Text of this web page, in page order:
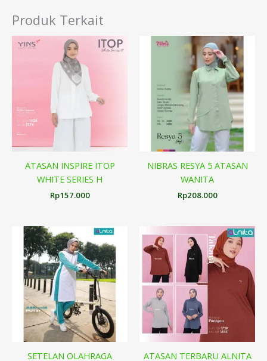
Produk Terkait
ATASAN INSPIRE ITOP
WHITE SERIES H
Rp157.000
NIBRAS RESYA 5 ATASAN
WANITA
Rp208.000
SETELAN OLAHRAGA ATASAN TERBARU ALNITA